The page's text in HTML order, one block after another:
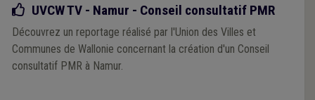
Bonne pratique
UVCW TV - Namur - Conseil consultatif PMR
Découvrez un reportage réalisé par l'Union des Villes et
Communes de Wallonie concernant la création d'un Conseil
consultatif PMR à Namur.